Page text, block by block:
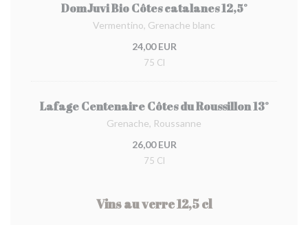
DomJuvi Bio Côtes catalanes 12,5°
Vermentino, Grenache blanc
24,00 EUR
75 Cl
Lafage Centenaire Côtes du Roussillon 13°
Grenache, Roussanne
26,00 EUR
75 Cl
Vins au verre 12,5 cl